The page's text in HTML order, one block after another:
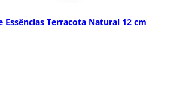
Essências Terracota Natural 12 cm